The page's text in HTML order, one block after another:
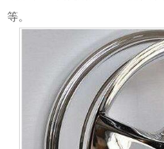
等。